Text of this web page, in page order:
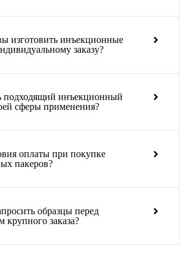
изготовить инъекционные
заказу?
подходящий инъекционный
сферы применения?
оплаты при покупке
пакеров?
образцы перед
крупного заказа?